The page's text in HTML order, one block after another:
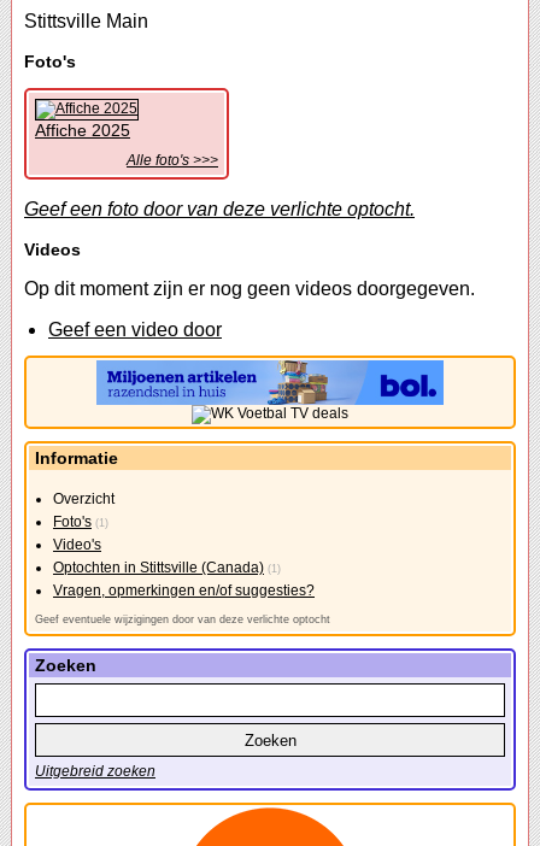
Stittsville Main
Foto's
Affiche 2025
Alle foto's >>>
Geef een foto door van deze verlichte optocht.
Videos
Op dit moment zijn er nog geen videos doorgegeven.
Geef een video door
Informatie
Overzicht
Foto's (1)
Video's
Optochten in Stittsville (Canada) (1)
Vragen, opmerkingen en/of suggesties?
Geef eventuele wijzigingen door van deze verlichte optocht
Zoeken
Uitgebreid zoeken